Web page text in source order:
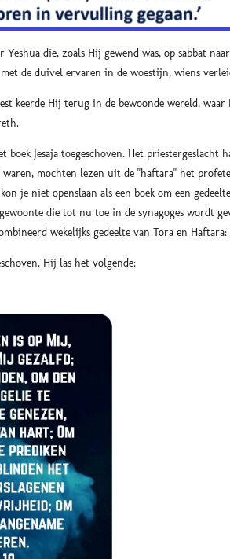
die, zoals Hij gewend was, op sabbat
de duivel ervaren in de woestijn, wiens
keerde Hij terug in de bewoonde wereld,
boek Jesaja toegeschoven. Het
mochten lezen uit de "haftara" het
je niet openslaan als een boek om een
die tot nu toe in de synagoges wordt
wekelijks gedeelte van Tora en Haftara:
Hij las het volgende: